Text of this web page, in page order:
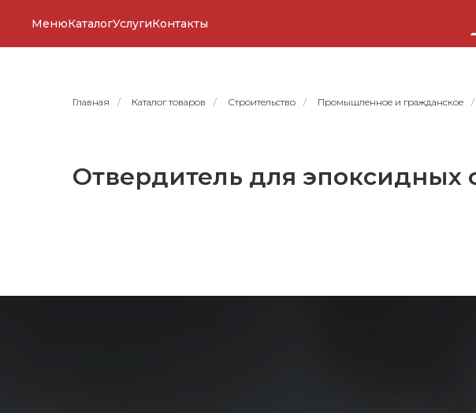
МенюКаталогУслугиКонтакты
Главная / Каталог товаров / Строительство / Промышленное и гражданское /
Отвердитель для эпоксидных